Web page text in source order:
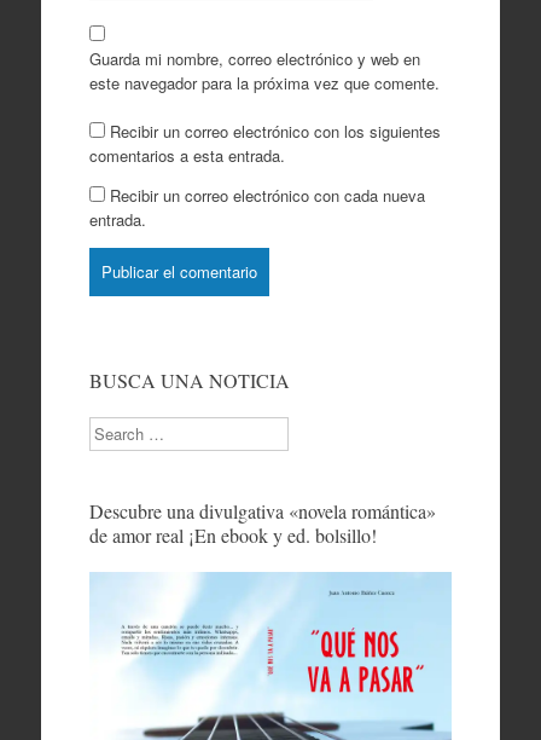
Guarda mi nombre, correo electrónico y web en
este navegador para la próxima vez que comente.
Recibir un correo electrónico con los siguientes
comentarios a esta entrada.
Recibir un correo electrónico con cada nueva
entrada.
BUSCA UNA NOTICIA
Search
Descubre una divulgativa «novela romántica»
de amor real ¡En ebook y ed. bolsillo!